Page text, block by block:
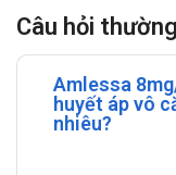
angiotensin
ngăn ngừa đột
Amlodipin: là
chế dòng Canxi
Câu hỏi
Amlessa
huyết áp vô
nhiêu?